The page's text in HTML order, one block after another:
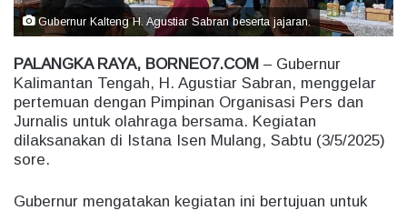
Gubernur Kalteng H. Agustiar Sabran beserta jajaran.
PALANGKA RAYA, BORNEO7.COM – Gubernur
Kalimantan Tengah, H. Agustiar Sabran, menggelar
pertemuan dengan Pimpinan Organisasi Pers dan
Jurnalis untuk olahraga bersama. Kegiatan
dilaksanakan di Istana Isen Mulang, Sabtu (3/5/2025)
sore.
Gubernur mengatakan kegiatan ini bertujuan untuk